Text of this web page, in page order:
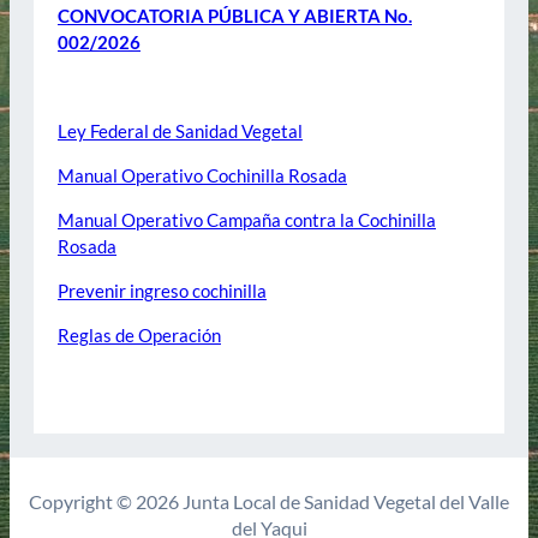
CONVOCATORIA PÚBLICA Y ABIERTA No.
002/2026
Ley Federal de Sanidad Vegetal
Manual Operativo Cochinilla Rosada
Manual Operativo Campaña contra la Cochinilla
Rosada
Prevenir ingreso cochinilla
Reglas de Operación
Copyright © 2026 Junta Local de Sanidad Vegetal del Valle
del Yaqui